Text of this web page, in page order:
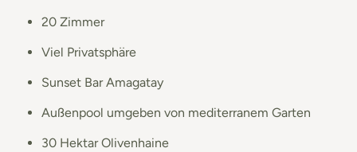
20 Zimmer
Viel Privatsphäre
Sunset Bar Amagatay
Außenpool umgeben von mediterranem Garten
30 Hektar Olivenhaine